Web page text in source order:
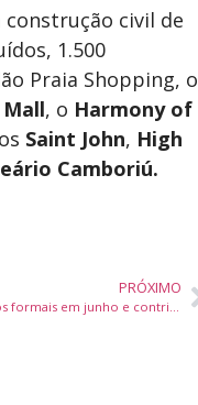
civil de
1.500
Praia Shopping, o
, o Harmony of
Saint John, High
Camboriú.
PRÓXIMO
Santa Catarina gera mais de 6,5 mil empregos formais em junho e contribui para 1,2 milhão de vagas no Brasil em 2025